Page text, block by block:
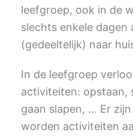
leefgroep, ook in de
slechts enkele
(gedeeltelijk) naar
In de leefgroep
activiteiten: opstaan,
gaan slapen, … Er
worden activiteiten